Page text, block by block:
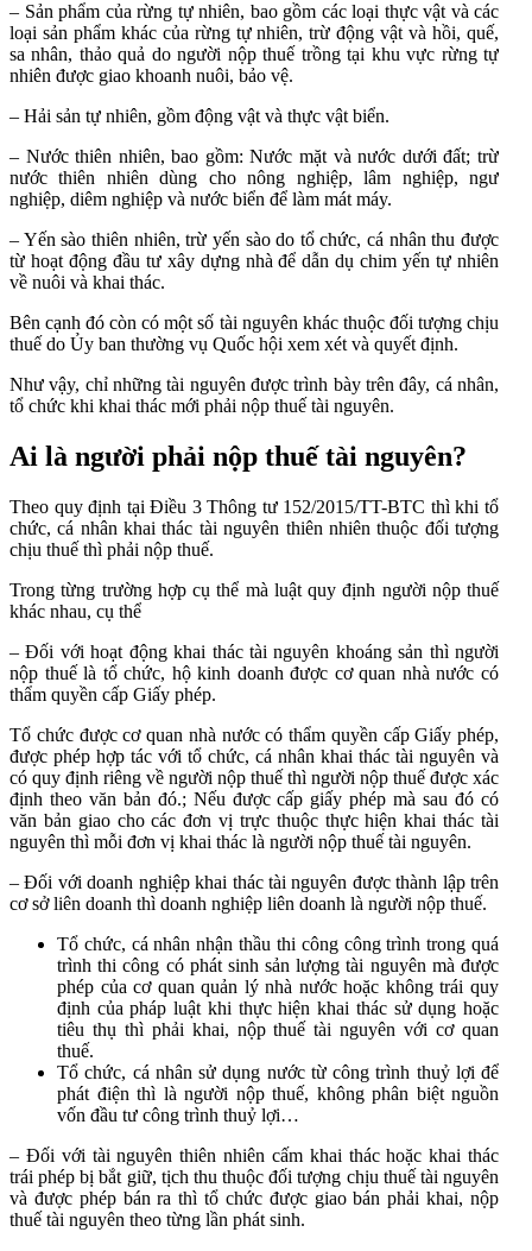
– Sản phẩm của rừng tự nhiên, bao gồm các loại thực vật và các
loại sản phẩm khác của rừng tự nhiên, trừ động vật và hồi, quế,
sa nhân, thảo quả do người nộp thuế trồng tại khu vực rừng tự
nhiên được giao khoanh nuôi, bảo vệ.
– Hải sản tự nhiên, gồm động vật và thực vật biển.
– Nước thiên nhiên, bao gồm: Nước mặt và nước dưới đất; trừ
nước thiên nhiên dùng cho nông nghiệp, lâm nghiệp, ngư
nghiệp, diêm nghiệp và nước biển để làm mát máy.
– Yến sào thiên nhiên, trừ yến sào do tổ chức, cá nhân thu được
từ hoạt động đầu tư xây dựng nhà để dẫn dụ chim yến tự nhiên
về nuôi và khai thác.
Bên cạnh đó còn có một số tài nguyên khác thuộc đối tượng chịu
thuế do Ủy ban thường vụ Quốc hội xem xét và quyết định.
Như vậy, chỉ những tài nguyên được trình bày trên đây, cá nhân,
tổ chức khi khai thác mới phải nộp thuế tài nguyên.
Ai là người phải nộp thuế tài nguyên?
Theo quy định tại Điều 3 Thông tư 152/2015/TT-BTC thì khi tổ
chức, cá nhân khai thác tài nguyên thiên nhiên thuộc đối tượng
chịu thuế thì phải nộp thuế.
Trong từng trường hợp cụ thể mà luật quy định người nộp thuế
khác nhau, cụ thể
– Đối với hoạt động khai thác tài nguyên khoáng sản thì người
nộp thuế là tổ chức, hộ kinh doanh được cơ quan nhà nước có
thẩm quyền cấp Giấy phép.
Tổ chức được cơ quan nhà nước có thẩm quyền cấp Giấy phép,
được phép hợp tác với tổ chức, cá nhân khai thác tài nguyên và
có quy định riêng về người nộp thuế thì người nộp thuế được xác
định theo văn bản đó.; Nếu được cấp giấy phép mà sau đó có
văn bản giao cho các đơn vị trực thuộc thực hiện khai thác tài
nguyên thì mỗi đơn vị khai thác là người nộp thuế tài nguyên.
– Đối với doanh nghiệp khai thác tài nguyên được thành lập trên
cơ sở liên doanh thì doanh nghiệp liên doanh là người nộp thuế.
Tổ chức, cá nhân nhận thầu thi công công trình trong quá
trình thi công có phát sinh sản lượng tài nguyên mà được
phép của cơ quan quản lý nhà nước hoặc không trái quy
định của pháp luật khi thực hiện khai thác sử dụng hoặc
tiêu thụ thì phải khai, nộp thuế tài nguyên với cơ quan
thuế.
Tổ chức, cá nhân sử dụng nước từ công trình thuỷ lợi để
phát điện thì là người nộp thuế, không phân biệt nguồn
vốn đầu tư công trình thuỷ lợi…
– Đối với tài nguyên thiên nhiên cấm khai thác hoặc khai thác
trái phép bị bắt giữ, tịch thu thuộc đối tượng chịu thuế tài nguyên
và được phép bán ra thì tổ chức được giao bán phải khai, nộp
thuế tài nguyên theo từng lần phát sinh.